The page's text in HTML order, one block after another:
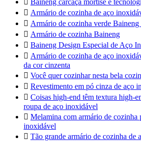
 Baineng carcaça mortise e
 Armário de cozinha de aço
 Armário de cozinha verde Baineng
 Armário de cozinha Baineng
 Baineng Design Especial de Aço
 Armário de cozinha de aço
da cor cinzenta
 Você quer cozinhar nesta bela
 Revestimento em pó cinza de aço
 Coisas high-end têm textura high-
roupa de aço inoxidável
 Melamina com armário de cozinha
inoxidável
 Tão grande armário de cozinha de